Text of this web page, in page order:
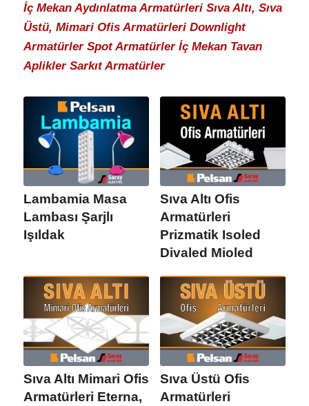
İç Mekan Aydınlatma Armatürleri Sıva Altı, Sıva
Üstü, Mimari Ofis Armatürleri Downlight
Armatürler Spot Armatürler İç Mekan Tavan
Aplikler Sarkıt Armatürler
Lambamia Masa
Lambası Şarjlı
Işıldak
Sıva Altı Ofis
Armatürleri
Prizmatik Isoled
Divaled Mioled
Sıva Altı Mimari Ofis
Armatürleri Eterna,
Sıva Üstü Ofis
Armatürleri